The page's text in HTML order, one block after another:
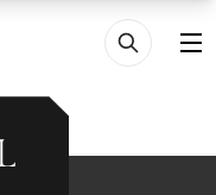
رفتن به محتوای اصلی
منو